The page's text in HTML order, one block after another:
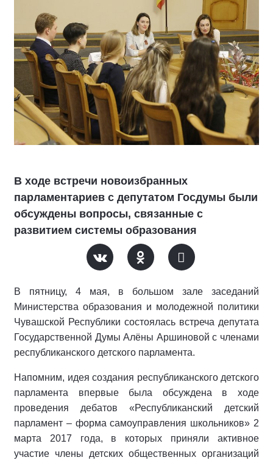
В ходе встречи новоизбранных
парламентариев с депутатом Госдумы были
обсуждены вопросы, связанные с
развитием системы образования
В пятницу, 4 мая, в большом зале заседаний
Министерства образования и молодежной политики
Чувашской Республики состоялась встреча депутата
Государственной Думы Алёны Аршиновой с членами
республиканского детского парламента.
Напомним, идея создания республиканского детского
парламента впервые была обсуждена в ходе
проведения дебатов «Республиканский детский
парламент – форма самоуправления школьников» 2
марта 2017 года, в которых приняли активное
участие члены детских общественных организаций